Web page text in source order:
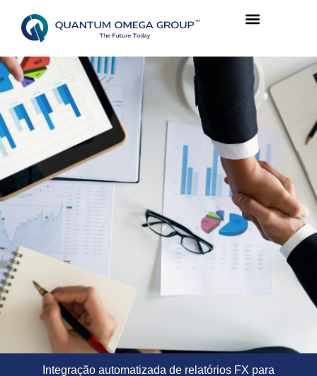
Integração automatizada de relatórios FX para